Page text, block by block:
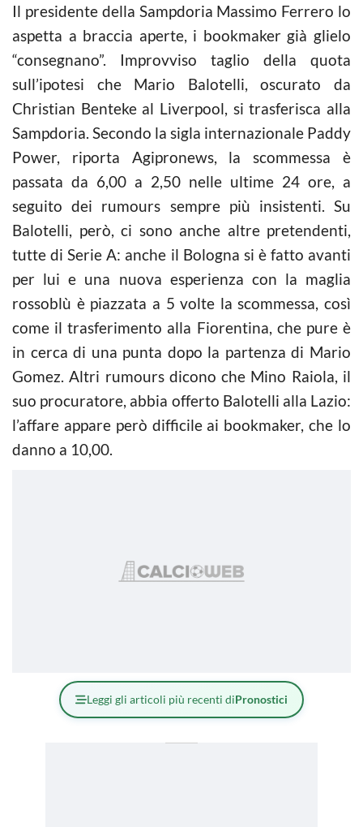
Il presidente della Sampdoria Massimo Ferrero lo
aspetta a braccia aperte, i bookmaker già glielo
“consegnano”. Improvviso taglio della quota
sull’ipotesi che Mario Balotelli, oscurato da
Christian Benteke al Liverpool, si trasferisca alla
Sampdoria. Secondo la sigla internazionale Paddy
Power, riporta Agipronews, la scommessa è
passata da 6,00 a 2,50 nelle ultime 24 ore, a
seguito dei rumours sempre più insistenti. Su
Balotelli, però, ci sono anche altre pretendenti,
tutte di Serie A: anche il Bologna si è fatto avanti
per lui e una nuova esperienza con la maglia
rossoblù è piazzata a 5 volte la scommessa, così
come il trasferimento alla Fiorentina, che pure è
in cerca di una punta dopo la partenza di Mario
Gomez. Altri rumours dicono che Mino Raiola, il
suo procuratore, abbia offerto Balotelli alla Lazio:
l’affare appare però difficile ai bookmaker, che lo
danno a 10,00.
Leggi gli articoli più recenti diPronostici